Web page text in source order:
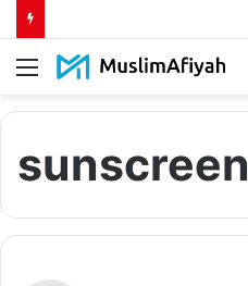
Menu
sunscreen